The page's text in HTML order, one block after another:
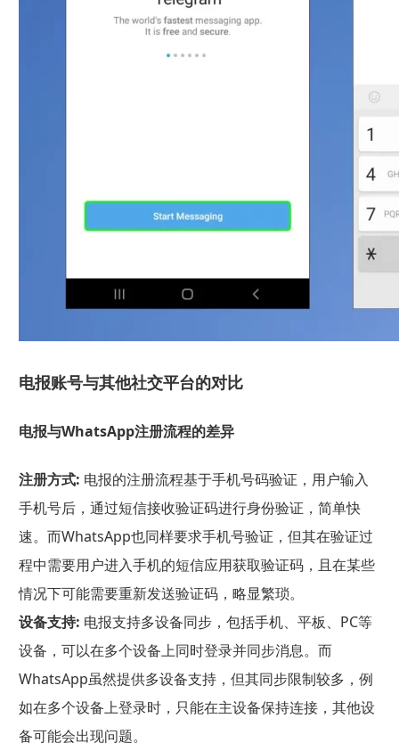
电报账号与其他社交平台的对比
电报与WhatsApp注册流程的差异
注册方式: 电报的注册流程基于手机号码验证，用户输入
手机号后，通过短信接收验证码进行身份验证，简单快
速。而WhatsApp也同样要求手机号验证，但其在验证过
程中需要用户进入手机的短信应用获取验证码，且在某些
情况下可能需要重新发送验证码，略显繁琐。
设备支持: 电报支持多设备同步，包括手机、平板、PC等
设备，可以在多个设备上同时登录并同步消息。而
WhatsApp虽然提供多设备支持，但其同步限制较多，例
如在多个设备上登录时，只能在主设备保持连接，其他设
备可能会出现问题。